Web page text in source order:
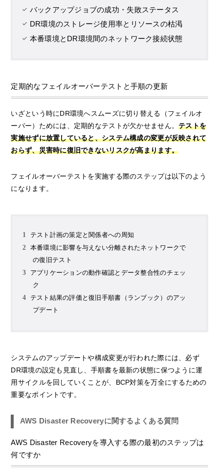
バックアップジョブの成功・失敗ステータス
DR環境のストレージ使用率とリソースの枯渇
本番環境とDR環境間のネットワーク接続状態
定期的なフェイルオーバーテストと手順の更新
いざという時にDR環境へスムーズに切り替える（フェイルオ
ーバー）ためには、定期的なテストが欠かせません。テストを
実施せずに放置していると、システム構成の変更が反映されて
おらず、災害時に復旧できないリスクが高まります。
フェイルオーバーテストを実施する際のステップは以下のよう
になります。
テスト計画の策定と関係者への周知
本番環境に影響を与えない分離されたネットワークで
の復旧テスト
アプリケーションの動作確認とデータ整合性のチェッ
ク
テスト結果の評価と復旧手順書（ランブック）のアッ
プデート
システムのアップデートや構成変更が行われた際には、必ず
DR環境の設定も見直し、手順書を最新の状態に保つように運
用サイクルを回していくことが、BCP対策を万全にするための
重要なポイントです。
AWS Disaster Recoveryに関するよくある質問
AWS Disaster Recoveryを導入する際の最初のステップは
何ですか